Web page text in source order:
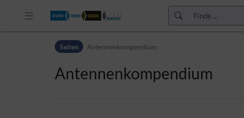
Zur Hauptnavigation
Zum Arbeitsbereich
Seiten Antennenkompendium
Antennenkompendium